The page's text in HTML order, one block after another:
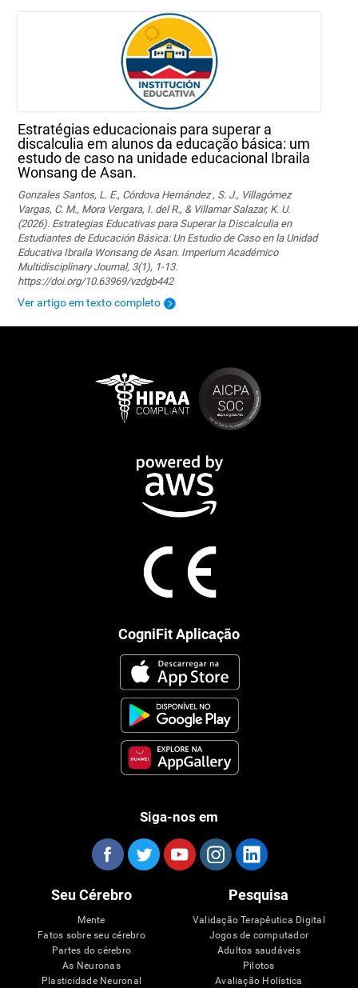
Estratégias educacionais para superar a
discalculia em alunos da educação básica: um
estudo de caso na unidade educacional Ibraila
Wonsang de Asan.
Gonzales Santos, L. E., Córdova Hernández , S. J., Villagómez
Vargas, C. M., Mora Vergara, I. del R., & Villamar Salazar, K. U.
(2026). Estrategias Educativas para Superar la Discalculia en
Estudiantes de Educación Básica: Un Estudio de Caso en la Unidad
Educativa Ibraila Wonsang de Asan. Imperium Académico
Multidisciplinary Journal, 3(1), 1-13.
https://doi.org/10.63969/vzdgb442
Ver artigo em texto completo
CogniFit Aplicação
Siga-nos em
Seu Cérebro
Mente
Fatos sobre seu cérebro
Partes do cérebro
As Neuronas
Plasticidade Neuronal
Pesquisa
Validação Terapêutica Digital
Jogos de computador
Adultos saudáveis
Pilotos
Avaliação Holística